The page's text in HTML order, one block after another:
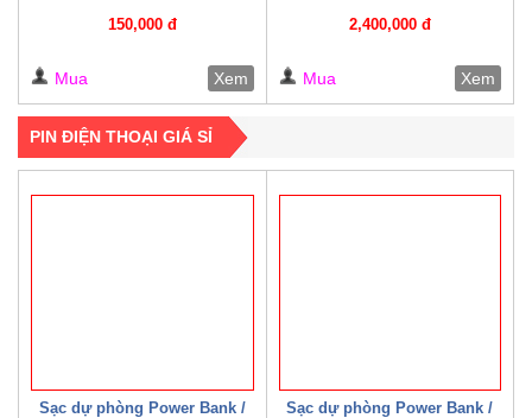
150,000 đ
Mua Xem
2,400,000 đ
Mua Xem
PIN ĐIỆN THOẠI GIÁ SỈ
Sạc dự phòng Power Bank /
Sạc dự phòng Power Bank /